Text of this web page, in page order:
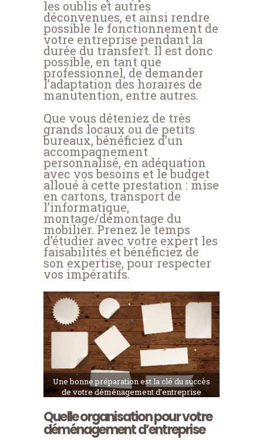
les oublis et autres
déconvenues, et ainsi rendre
possible le fonctionnement de
votre entreprise pendant la
durée du transfert. Il est donc
possible, en tant que
professionnel, de demander
l’adaptation des horaires de
manutention, entre autres.
Que vous déteniez de très
grands locaux ou de petits
bureaux, bénéficiez d’un
accompagnement
personnalisé, en adéquation
avec vos besoins et le budget
alloué à cette prestation : mise
en cartons, transport de
l’informatique,
montage/démontage du
mobilier. Prenez le temps
d’étudier avec votre expert les
faisabilités et bénéficiez de
son expertise, pour respecter
vos impératifs.
Une bonne préparation est la clé du succès
de votre déménagement d’entreprise
Quelle organisation pour votre
déménagement d’entreprise